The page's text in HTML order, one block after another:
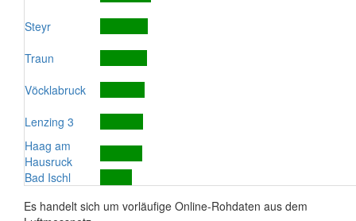
Steyr
Traun
Vöcklabruck
Lenzing 3
Haag am
Hausruck
Bad Ischl
Es handelt sich um vorläufige Online-Rohdaten aus dem